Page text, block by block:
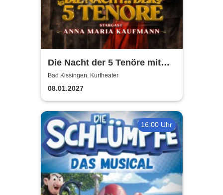
Die Nacht der 5 Tenöre mit
Anna Maria Kaufmann
Bad Kissingen, Kurtheater
08.01.2027
16:00 Uhr